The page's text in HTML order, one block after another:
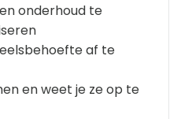
onderhoud te
af te
en weet je ze op te